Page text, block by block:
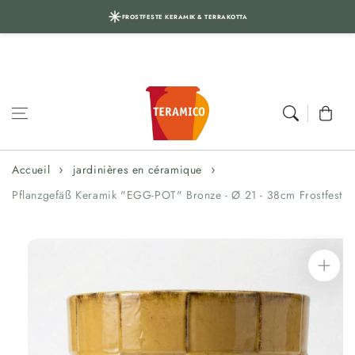
FROSTFESTE KERAMIK & TERRAKOTTA
Aller au
Panier
Accueil
jardinières en céramique
Pflanzgefäß Keramik "EGG-POT" Bronze - Ø 21 - 38cm Frostfest